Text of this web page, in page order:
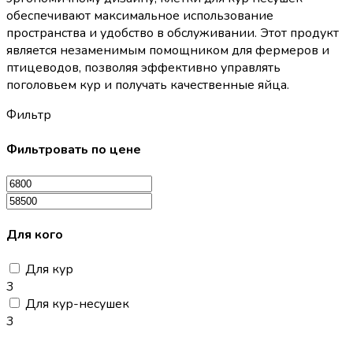
обеспечивают максимальное использование
пространства и удобство в обслуживании. Этот продукт
является незаменимым помощником для фермеров и
птицеводов, позволяя эффективно управлять
поголовьем кур и получать качественные яйца.
Фильтр
Фильтровать по цене
Для кого
Для кур
3
Для кур-несушек
3